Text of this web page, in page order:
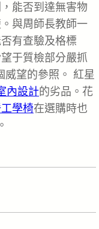
能否到達無害物
與周師長教師一
有查驗及格標
于質檢部分嚴抓
威望的參照。 紅星
內設計的劣品。花
學椅在選購時也